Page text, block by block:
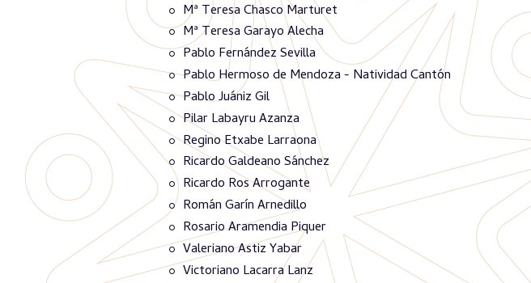
Mª Teresa Chasco Marturet
Mª Teresa Garayo Alecha
Pablo Fernández Sevilla
Pablo Hermoso de Mendoza - Natividad Cantón
Pablo Juániz Gil
Pilar Labayru Azanza
Regino Etxabe Larraona
Ricardo Galdeano Sánchez
Ricardo Ros Arrogante
Román Garín Arnedillo
Rosario Aramendia Piquer
Valeriano Astiz Yabar
Victoriano Lacarra Lanz